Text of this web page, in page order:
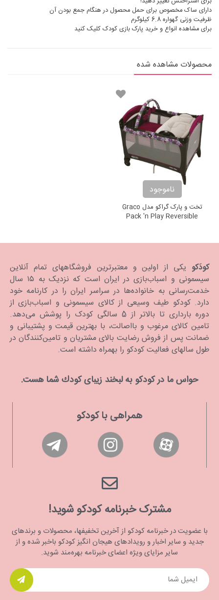
دارای ساک مخصوص برای حمل محصول در هنگام جمع بودن آن
ظرفیت وزنی گهواره 6.8 کیلوگرم
برای مشاهده انواع وخرید پارک بازی کودککلیک کنید
محصولات مشاهده شده
ناموجود
تخت و پارک گراکو مدل Graco
Pack 'n Play Reversible
کودَکو یکی از اولین و معتبرترین فروشگاههای تمام آنلاین
سیسمونی و اسباب‌بازی در ایران است که نزدیک به ۱۵ سال
خدمت‌رسانی به خانواده‌ها در سراسر ایران را در کارنامه خود
دارد. كودكو طیف وسیعی از کالای سیسمونی و اسباب‌بازی از
دوره بارداری تا بالاتر از 5 سالگی کودک را پوشش می‌دهد.
تامین کالای مرغوب و بااصالت، با بهترین قیمت و پشتیبانی و
ضمانت پس از فروش رضایت بالای مشتریان و تامین‌کنندگان در
طول سالهای فعالیت کودکو را بهمراه داشته است.
حواس ما در كودكو به لبخند زیبای كودك شما هست.
همراهی با کودکو
مشترک خبرنامه کودکو شوید!
با عضویت در خبرنامه کودکو از آخرین تخفیفها، محصولات و برندهای
جدید و سایر اخبار و رویدادهای هیجان انگیز کودکو باخبر شده و از
سایر مزایای ویژه اعضای خبرنامه بهره‌مند شوید.